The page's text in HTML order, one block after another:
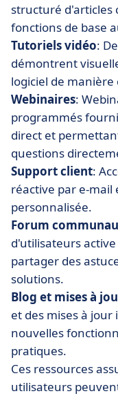
structuré d'articles
fonctions de base
Tutoriels vidéo:
démontrent
logiciel de manière
Webinaires:
programmés
direct et
questions
Support client:
réactive par e-mail
personnalisée.
Forum
d'utilisateurs
partager des
solutions.
Blog et mises à
et des mises à
nouvelles
pratiques.
Ces ressources
utilisateurs